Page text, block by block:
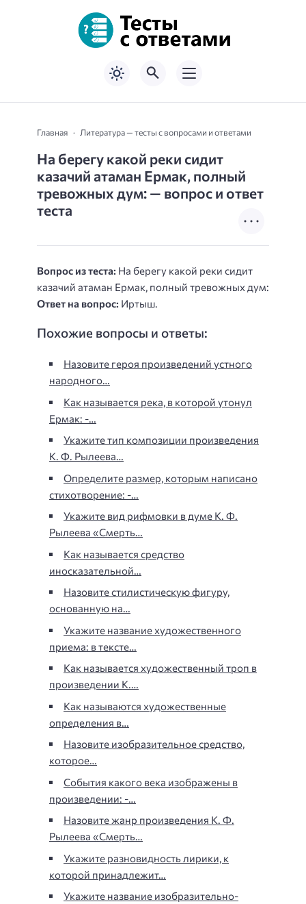
Главная Литература — тесты с вопросами и ответами
На берегу какой реки сидит
казачий атаман Ермак, полный
тревожных дум: — вопрос и ответ
теста
Вопрос из теста: На берегу какой реки сидит
казачий атаман Ермак, полный тревожных дум:
Ответ на вопрос: Иртыш.
Похожие вопросы и ответы:
Назовите героя произведений устного
народного…
Как называется река, в которой утонул
Ермак: -…
Укажите тип композиции произведения
К. Ф. Рылеева…
Определите размер, которым написано
стихотворение: -…
Укажите вид рифмовки в думе К. Ф.
Рылеева «Смерть…
Как называется средство
иносказательной…
Назовите стилистическую фигуру,
основанную на…
Укажите название художественного
приема: в тексте…
Как называется художественный троп в
произведении К.…
Как называются художественные
определения в…
Назовите изобразительное средство,
которое…
События какого века изображены в
произведении: -…
Назовите жанр произведения К. Ф.
Рылеева «Смерть…
Укажите разновидность лирики, к
которой принадлежит…
Укажите название изобразительно-